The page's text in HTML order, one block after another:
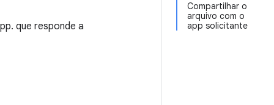
Compartilhar o
arquivo com o
app solicitante
que responde a